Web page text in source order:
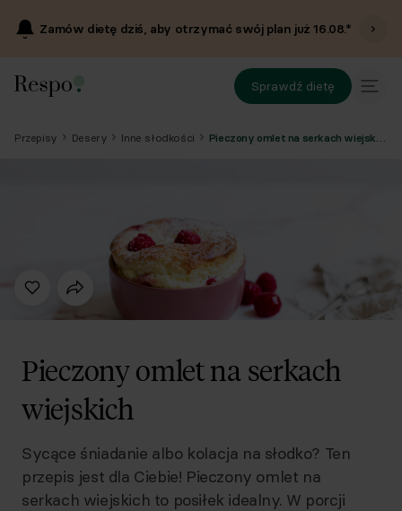
Zamów dietę dziś, aby otrzymać swój plan już16.08.*
Sprawdź dietę
Przepisy Desery Inne słodkości
Pieczony omlet na serkach
wiejskich
Sycące śniadanie albo kolacja na słodko? Ten
przepis jest dla Ciebie! Pieczony omlet na
serkach wiejskich to posiłek idealny. W porcji